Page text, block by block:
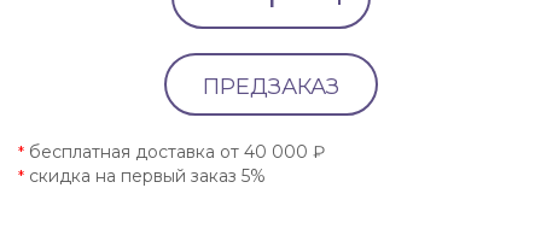
ПРЕДЗАКАЗ
* бесплатная доставка от 40 000 ₽
* скидка на первый заказ 5%